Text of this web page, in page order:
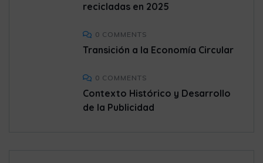
recicladas en 2025
0 COMMENTS
Transición a la Economía Circular
0 COMMENTS
Contexto Histórico y Desarrollo
de la Publicidad